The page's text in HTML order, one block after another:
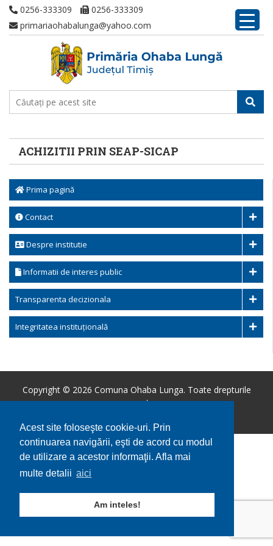
Acest site foloseşte cookie-uri. Prin
continuarea navigării, eşti de acord cu modul
de utilizare a acestor informaţii. Afla mai
multe detalii aici
Am inteles!
0256-333309
0256-333309
primariaohabalunga@yahoo.com
ACHIZITII PRIN SEAP-SICAP
Prima pagină
Contact
Despre institutie
Informatii de interes public
Transparenta decizionala
Integritatea instituțională
Copyright © 2026 Comuna Ohaba Lunga. Toate drepturile
rezervate.